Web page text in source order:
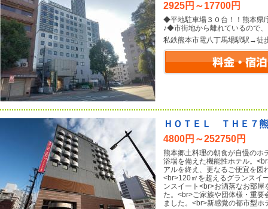
2925円～17700円
◆平地駐車場３０台！！熊本県
♪◆市街地から離れているので
私鉄熊本市電八丁馬場駅駅→徒
ＨＯＴＥＬ ＴＨＥ７
4800円～252750円
熊本郷土料理の朝食が自慢のホ
浴場を備えた機能性ホテル。
アルを終え、更なるご便宜を図
<br>120㎡を超えるグランスイ
ンスイート<br>お洒落なお部
た。<br>ご家族や団体様・重要
ました。<br>新感覚の都市型